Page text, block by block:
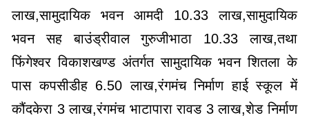
लाख,सामुदायिक भवन आमदी 10.33 लाख,सामुदायिक
भवन सह बाउंड्रीवाल गुरुजीभाठा 10.33 लाख,तथा
फिंगेश्वर विकाशखण्ड अंतर्गत सामुदायिक भवन शितला के
पास कपसीडीह 6.50 लाख,रंगमंच निर्माण हाई स्कूल में
कौंदकेरा 3 लाख,रंगमंच भाटापारा रावड 3 लाख,शेड निर्माण